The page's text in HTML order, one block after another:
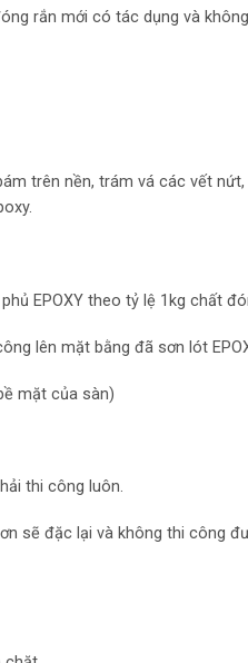
rắn mới có tác dụng và
trên nền, trám vá các vết
EPOXY theo tỷ lệ 1kg chất
lên mặt bằng đã sơn lót
mặt của sàn)
thi công luôn.
sẽ đặc lại và không thi công